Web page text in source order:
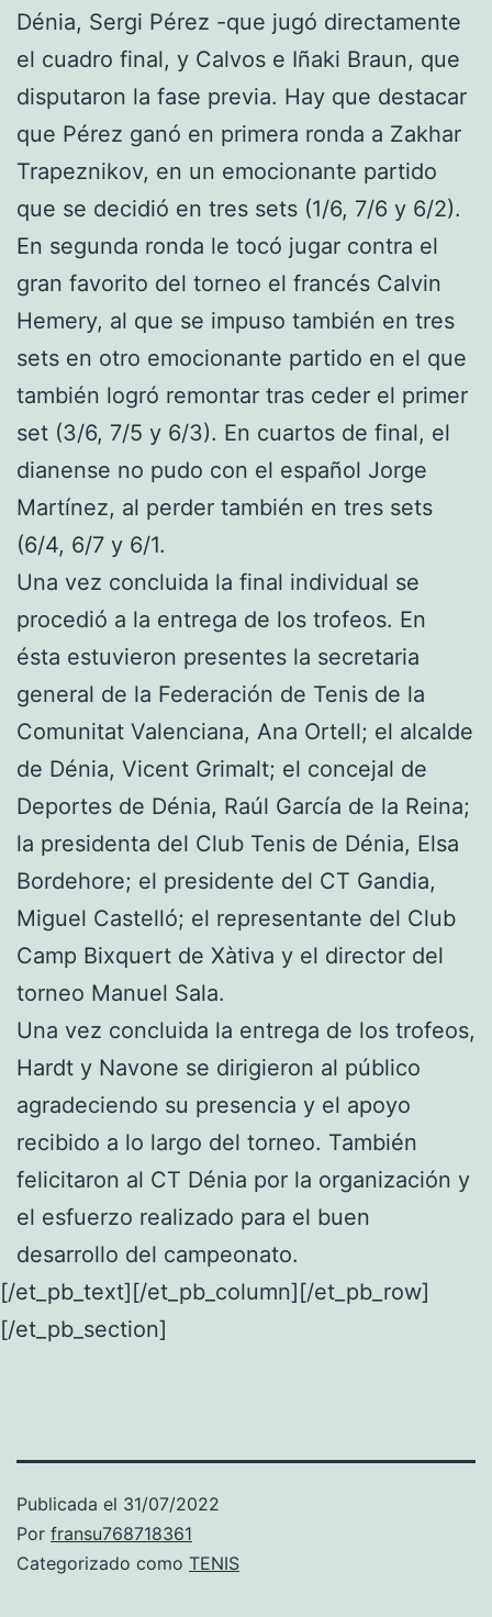
Dénia, Sergi Pérez -que jugó directamente
el cuadro final, y Calvos e Iñaki Braun, que
disputaron la fase previa. Hay que destacar
que Pérez ganó en primera ronda a Zakhar
Trapeznikov, en un emocionante partido
que se decidió en tres sets (1/6, 7/6 y 6/2).
En segunda ronda le tocó jugar contra el
gran favorito del torneo el francés Calvin
Hemery, al que se impuso también en tres
sets en otro emocionante partido en el que
también logró remontar tras ceder el primer
set (3/6, 7/5 y 6/3). En cuartos de final, el
dianense no pudo con el español Jorge
Martínez, al perder también en tres sets
(6/4, 6/7 y 6/1.
Una vez concluida la final individual se
procedió a la entrega de los trofeos. En
ésta estuvieron presentes la secretaria
general de la Federación de Tenis de la
Comunitat Valenciana, Ana Ortell; el alcalde
de Dénia, Vicent Grimalt; el concejal de
Deportes de Dénia, Raúl García de la Reina;
la presidenta del Club Tenis de Dénia, Elsa
Bordehore; el presidente del CT Gandia,
Miguel Castelló; el representante del Club
Camp Bixquert de Xàtiva y el director del
torneo Manuel Sala.
Una vez concluida la entrega de los trofeos,
Hardt y Navone se dirigieron al público
agradeciendo su presencia y el apoyo
recibido a lo largo del torneo. También
felicitaron al CT Dénia por la organización y
el esfuerzo realizado para el buen
desarrollo del campeonato.
[/et_pb_text][/et_pb_column][/et_pb_row]
[/et_pb_section]
Publicada el 31/07/2022
Por fransu768718361
Categorizado como TENIS